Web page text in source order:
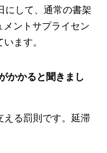
にして、通常の書架
メントサプライセン
ます。
かかると聞きまし
える罰則です。延滞